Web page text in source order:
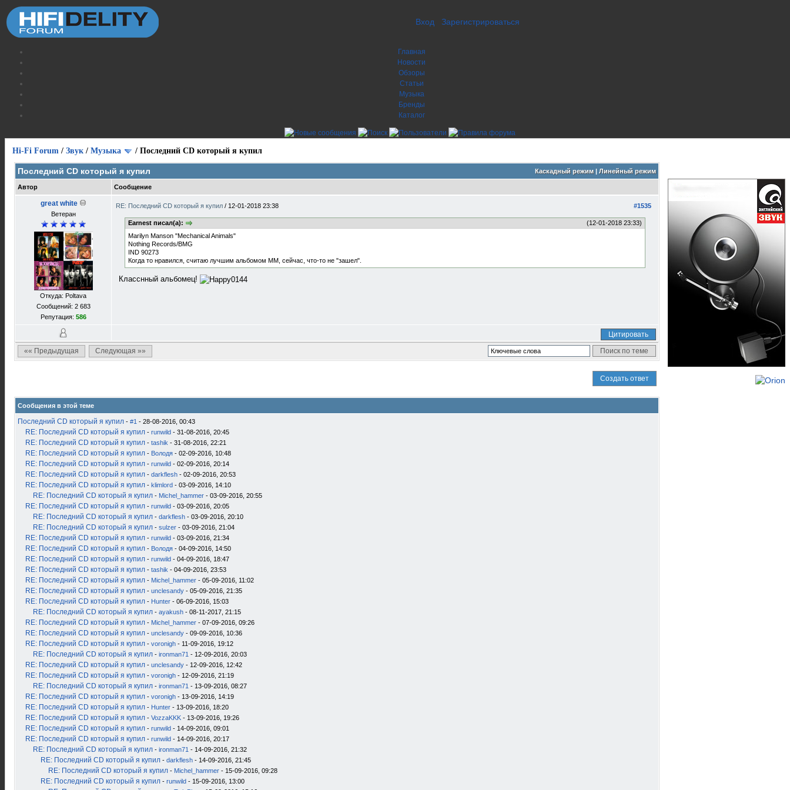
Вход Зарегистрироваться
Главная
Новости
Обзоры
Статьи
Музыка
Бренды
Каталог
Hi-Fi Forum / Звук / Музыка / Последний CD который я купил
Каскадный режим| Линейный режим
Последний CD который я купил
Автор Сообщение
great white
Ветеран
Откуда: Poltava
Сообщений: 2 683
Репутация: 586
#1535
RE: Последний CD который я купил / 12-01-2018 23:38
(12-01-2018 23:33)
Earnest писал(а):
Marilyn Manson "Mechanical Animals"
Nothing Records/BMG
IND 90273
Когда то нравился, считаю лучшим альбомом ММ, сейчас, что-то не "зашел".
Класснный альбомец!
Цитировать
«« Предыдущая
Следующая »»
Создать ответ
Сообщения в этой теме
Последний CD который я купил - #1 - 28-08-2016, 00:43
RE: Последний CD который я купил - runwild - 31-08-2016, 20:45
RE: Последний CD который я купил - tashik - 31-08-2016, 22:21
RE: Последний CD который я купил - Володя - 02-09-2016, 10:48
RE: Последний CD который я купил - runwild - 02-09-2016, 20:14
RE: Последний CD который я купил - darkflesh - 02-09-2016, 20:53
RE: Последний CD который я купил - klimlord - 03-09-2016, 14:10
RE: Последний CD который я купил - Michel_hammer - 03-09-2016, 20:55
RE: Последний CD который я купил - runwild - 03-09-2016, 20:05
RE: Последний CD который я купил - darkflesh - 03-09-2016, 20:10
RE: Последний CD который я купил - sulzer - 03-09-2016, 21:04
RE: Последний CD который я купил - runwild - 03-09-2016, 21:34
RE: Последний CD который я купил - Володя - 04-09-2016, 14:50
RE: Последний CD который я купил - runwild - 04-09-2016, 18:47
RE: Последний CD который я купил - tashik - 04-09-2016, 23:53
RE: Последний CD который я купил - Michel_hammer - 05-09-2016, 11:02
RE: Последний CD который я купил - unclesandy - 05-09-2016, 21:35
RE: Последний CD который я купил - Hunter - 06-09-2016, 15:03
RE: Последний CD который я купил - ayakush - 08-11-2017, 21:15
RE: Последний CD который я купил - Michel_hammer - 07-09-2016, 09:26
RE: Последний CD который я купил - unclesandy - 09-09-2016, 10:36
RE: Последний CD который я купил - voronigh - 11-09-2016, 19:12
RE: Последний CD который я купил - ironman71 - 12-09-2016, 20:03
RE: Последний CD который я купил - unclesandy - 12-09-2016, 12:42
RE: Последний CD который я купил - voronigh - 12-09-2016, 21:19
RE: Последний CD который я купил - ironman71 - 13-09-2016, 08:27
RE: Последний CD который я купил - voronigh - 13-09-2016, 14:19
RE: Последний CD который я купил - Hunter - 13-09-2016, 18:20
RE: Последний CD который я купил - VozzaKKK - 13-09-2016, 19:26
RE: Последний CD который я купил - runwild - 14-09-2016, 09:01
RE: Последний CD который я купил - runwild - 14-09-2016, 20:17
RE: Последний CD который я купил - ironman71 - 14-09-2016, 21:32
RE: Последний CD который я купил - darkflesh - 14-09-2016, 21:45
RE: Последний CD который я купил - Michel_hammer - 15-09-2016, 09:28
RE: Последний CD который я купил - runwild - 15-09-2016, 13:00